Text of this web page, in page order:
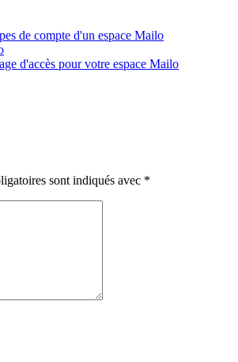
de compte d'un espace Mailo
d'accès pour votre espace Mailo
sont indiqués avec *